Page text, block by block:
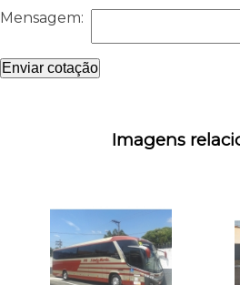
Mensagem:
Enviar cotação
Imagens